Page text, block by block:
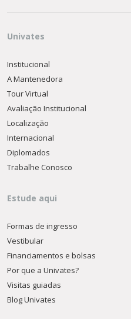
Univates
Institucional
A Mantenedora
Tour Virtual
Avaliação Institucional
Localização
Internacional
Diplomados
Trabalhe Conosco
Estude aqui
Formas de ingresso
Vestibular
Financiamentos e bolsas
Por que a Univates?
Visitas guiadas
Blog Univates